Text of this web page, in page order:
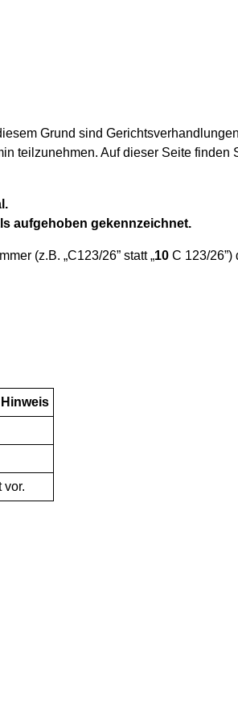
Grund sind
teilzunehmen. Auf dieser Seite
aufgehoben gekennzeichnet.
(z.B. „C123/26” statt „10 C 123/26”)
Hinweis
vor.